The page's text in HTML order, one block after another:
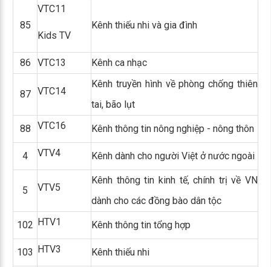
85
VTC11
Kids TV
Kênh thiếu nhi và gia đình
86 VTC13 Kênh ca nhạc
87 VTC14
Kênh truyền hình về phòng chống thiên
tai, bão lụt
88 VTC16 Kênh thông tin nông nghiệp - nông thôn
4 VTV4 Kênh dành cho người Việt ở nước ngoài
5 VTV5
Kênh thông tin kinh tế, chính trị về VN
dành cho các đồng bào dân tộc
102 HTV1 Kênh thông tin tổng hợp
103 HTV3 Kênh thiếu nhi